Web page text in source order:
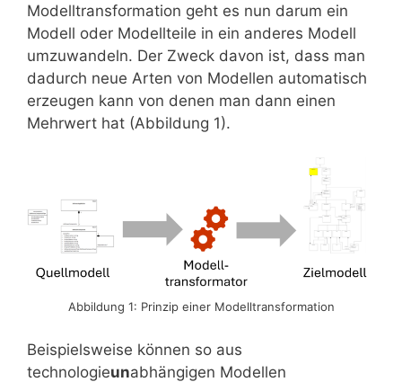
Modelltransformation geht es nun darum ein
Modell oder Modellteile in ein anderes Modell
umzuwandeln. Der Zweck davon ist, dass man
dadurch neue Arten von Modellen automatisch
erzeugen kann von denen man dann einen
Mehrwert hat (Abbildung 1).
Abbildung 1: Prinzip einer Modelltransformation
Beispielsweise können so aus
technologieunabhängigen Modellen